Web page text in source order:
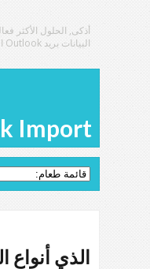
أذكى, الحلول الأكثر
البيانات بريد Outlook الخاص بك.
Import
الذي